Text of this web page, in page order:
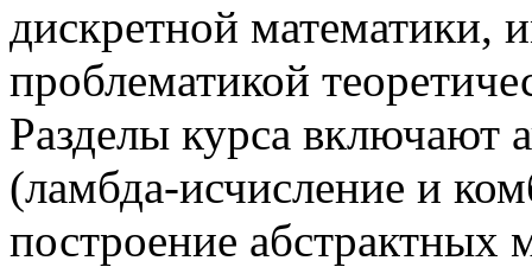
дискретной математики,
проблематикой
Разделы курса включают
(ламбда-исчисление и
построение абстрактных